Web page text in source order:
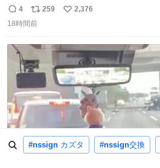
#nssign カズタ #nssign交換
返
信
4
リ
ポ
ト
数
259
い
数
2,376
18時間前